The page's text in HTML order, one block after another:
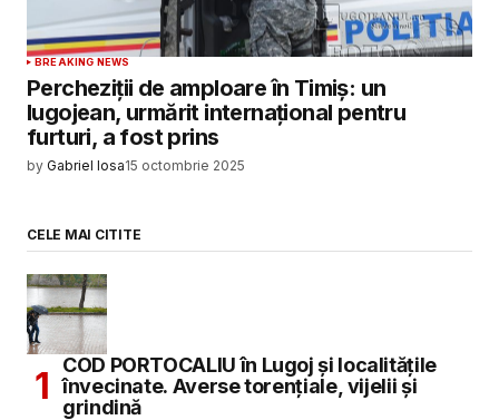
BREAKING NEWS
Percheziţii de amploare în Timiş: un
lugojean, urmărit internaţional pentru
furturi, a fost prins
by Gabriel Iosa15 octombrie 2025
CELE MAI CITITE
COD PORTOCALIU în Lugoj și localitățile
învecinate. Averse torențiale, vijelii și
grindină